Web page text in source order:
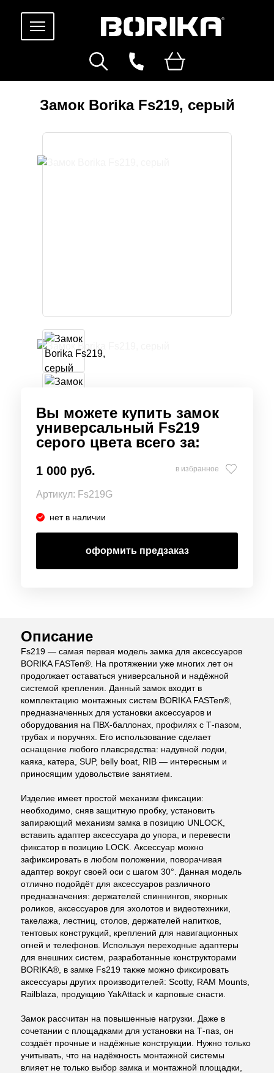
Замок Borika Fs219, серый
Вы можете купить замок
универсальный Fs219
серого цвета всего за:
1 000 руб. в избранное
Артикул: Fs219G
нет в наличии
оформить предзаказ
Описание
Fs219 — самая первая модель замка для аксессуаров
BORIKA FASTen®. На протяжении уже многих лет он
продолжает оставаться универсальной и надёжной
системой крепления. Данный замок входит в
комплектацию монтажных систем BORIKA FASTen®,
предназначенных для установки аксессуаров и
оборудования на ПВХ-баллонах, профилях с Т-пазом,
трубах и поручнях. Его использование сделает
оснащение любого плавсредства: надувной лодки,
каяка, катера, SUP, belly boat, RIB — интересным и
приносящим удовольствие занятием.
Изделие имеет простой механизм фиксации:
необходимо, сняв защитную пробку, установить
запирающий механизм замка в позицию UNLOCK,
вставить адаптер аксессуара до упора, и перевести
фиксатор в позицию LOCK. Аксессуар можно
зафиксировать в любом положении, поворачивая
адаптер вокруг своей оси с шагом 30°. Данная модель
отлично подойдёт для аксессуаров различного
предназначения: держателей спиннингов, якорных
роликов, аксессуаров для эхолотов и видеотехники,
такелажа, лестниц, столов, держателей напитков,
тентовых конструкций, креплений для навигационных
огней и телефонов. Используя переходные адаптеры
для внешних систем, разработанные конструкторами
BORIKA®, в замке Fs219 также можно фиксировать
аксессуары других производителей: Scotty, RAM Mounts,
Railblaza, продукцию YakAttack и карповые снасти.
Замок рассчитан на повышенные нагрузки. Даже в
сочетании с площадками для установки на Т-паз, он
создаёт прочные и надёжные конструкции. Нужно только
учитывать, что на надёжность монтажной системы
влияет не только выбор замка и монтажной площадки,